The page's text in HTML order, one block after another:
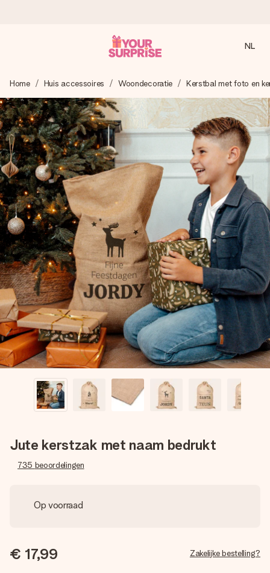
We maken jouw cadeau met zorg en zorgen dat het
razendsnel onderweg is - zodat jij kunt geven op precies
het juiste moment, wanneer het het meeste betekent.
4,8 (gebaseerd op +8.000 reviews)
Onze cadeaus worden gewaardeerd. Klanten beoordelen
ons met een 4,7 op Google Reviews
Gratis wenskaartje
Je maakt in een paar stappen iets unieks – met haar naam,
jullie foto of een boodschap die raakt. Zonder gedoe, maar
met alle aandacht voor het moment.
NL
Home Huis accessoires Woondecoratie Kerstbal met foto en
Jute kerstzak met naam bedrukt
735 beoordelingen
Op voorraad
€ 17,99 Zakelijke bestelling?